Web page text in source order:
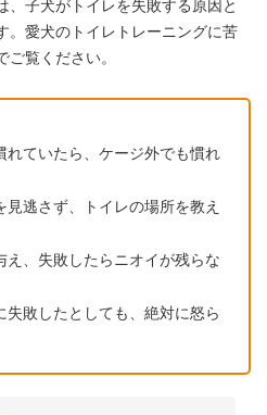
、子犬がトイレを失敗する原因と
。愛犬のトイレトレーニングに苦
覧ください。
れていたら、ケージ外でも慣れ
見逃さず、トイレの場所を教え
え、失敗したらニオイが残らな
失敗したとしても、絶対に怒ら